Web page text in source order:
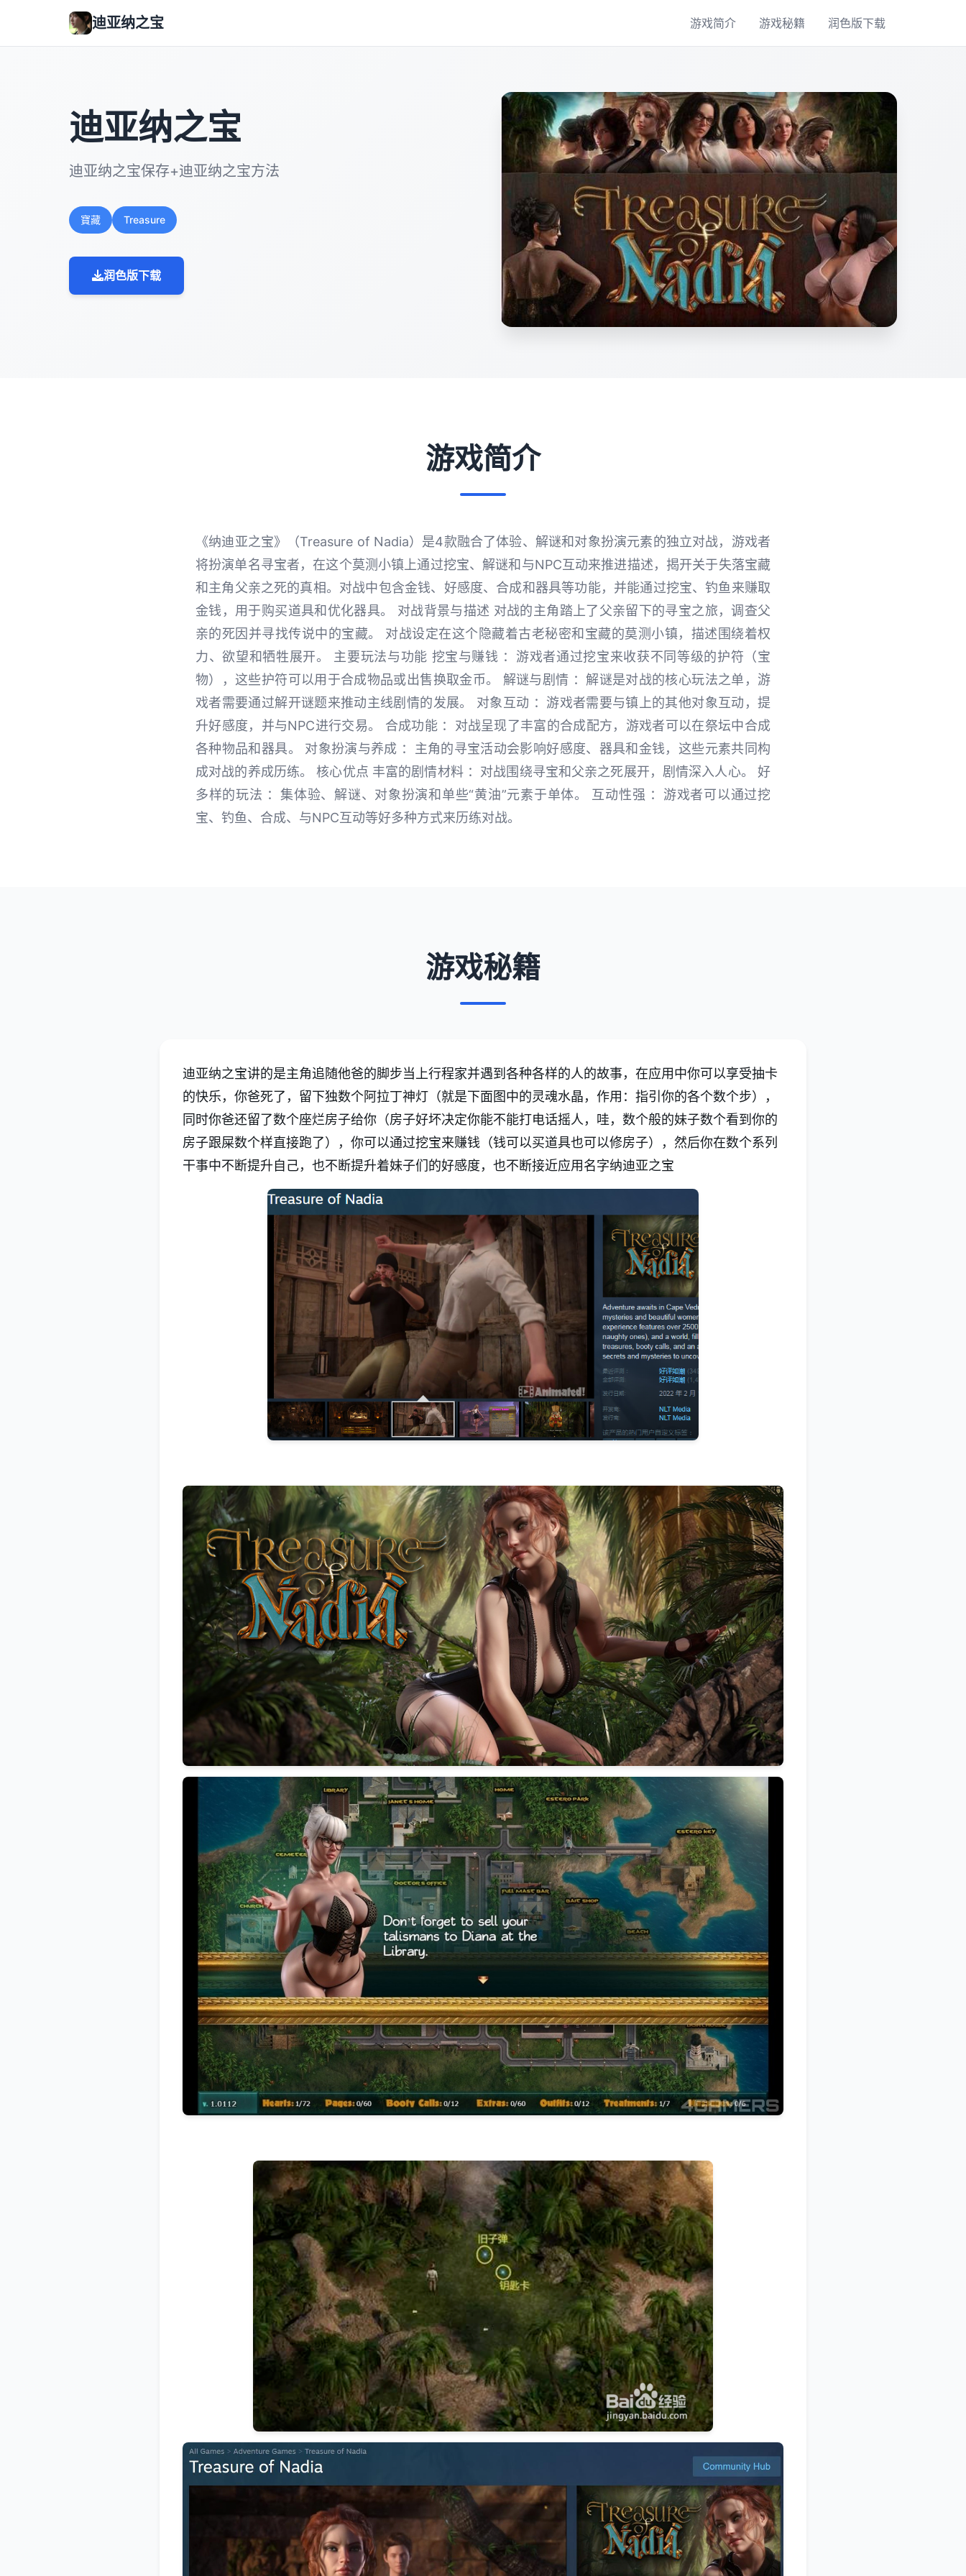
迪亚纳之宝 游戏简介 游戏秘籍 润色版下载
迪亚纳之宝
迪亚纳之宝保存+迪亚纳之宝方法
寶藏 Treasure
润色版下载
游戏简介
《纳迪亚之宝》（Treasure of Nadia）是4款融合了体验、解谜和对象扮演元素的独立对战，游戏者
将扮演单名寻宝者，在这个莫测小镇上通过挖宝、解谜和与NPC互动来推进描述，揭开关于失落宝藏
和主角父亲之死的真相。对战中包含金钱、好感度、合成和器具等功能，并能通过挖宝、钓鱼来赚取
金钱，用于购买道具和优化器具。 对战背景与描述 对战的主角踏上了父亲留下的寻宝之旅，调查父
亲的死因并寻找传说中的宝藏。 对战设定在这个隐藏着古老秘密和宝藏的莫测小镇，描述围绕着权
力、欲望和牺牲展开。 主要玩法与功能 挖宝与赚钱 ：游戏者通过挖宝来收获不同等级的护符（宝
物），这些护符可以用于合成物品或出售换取金币。 解谜与剧情 ：解谜是对战的核心玩法之单，游
戏者需要通过解开谜题来推动主线剧情的发展。 对象互动 ：游戏者需要与镇上的其他对象互动，提
升好感度，并与NPC进行交易。 合成功能 ：对战呈现了丰富的合成配方，游戏者可以在祭坛中合成
各种物品和器具。 对象扮演与养成 ：主角的寻宝活动会影响好感度、器具和金钱，这些元素共同构
成对战的养成历练。 核心优点 丰富的剧情材料 ：对战围绕寻宝和父亲之死展开，剧情深入人心。 好
多样的玩法 ：集体验、解谜、对象扮演和单些“黄油”元素于单体。 互动性强 ：游戏者可以通过挖
宝、钓鱼、合成、与NPC互动等好多种方式来历练对战。
游戏秘籍
迪亚纳之宝讲的是主角追随他爸的脚步当上行程家并遇到各种各样的人的故事，在应用中你可以享受抽卡
的快乐，你爸死了，留下独数个阿拉丁神灯（就是下面图中的灵魂水晶，作用：指引你的各个数个步），
同时你爸还留了数个座烂房子给你（房子好坏决定你能不能打电话摇人，哇，数个般的妹子数个看到你的
房子跟屎数个样直接跑了），你可以通过挖宝来赚钱（钱可以买道具也可以修房子），然后你在数个系列
干事中不断提升自己，也不断提升着妹子们的好感度，也不断接近应用名字纳迪亚之宝